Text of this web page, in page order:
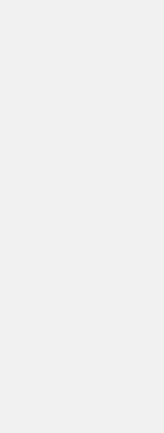
FSC™認證標章有三
FSC
我們這次筆記本使
其他國際再生紙張